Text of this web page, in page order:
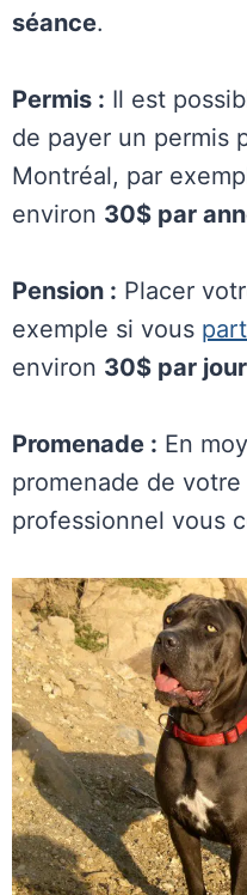
séance.
Permis : Il est
de payer un permis
Montréal, par
environ 30$ par
Pension : Placer
exemple si vous
environ 30$ par jour
Promenade : En
promenade de
professionnel vous